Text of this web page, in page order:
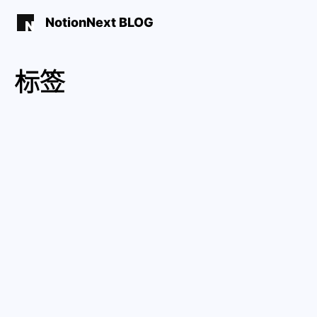
NotionNext BLOG
标签